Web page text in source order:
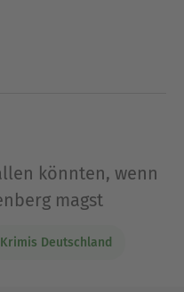
könnten, wenn
magst
Krimis Deutschland